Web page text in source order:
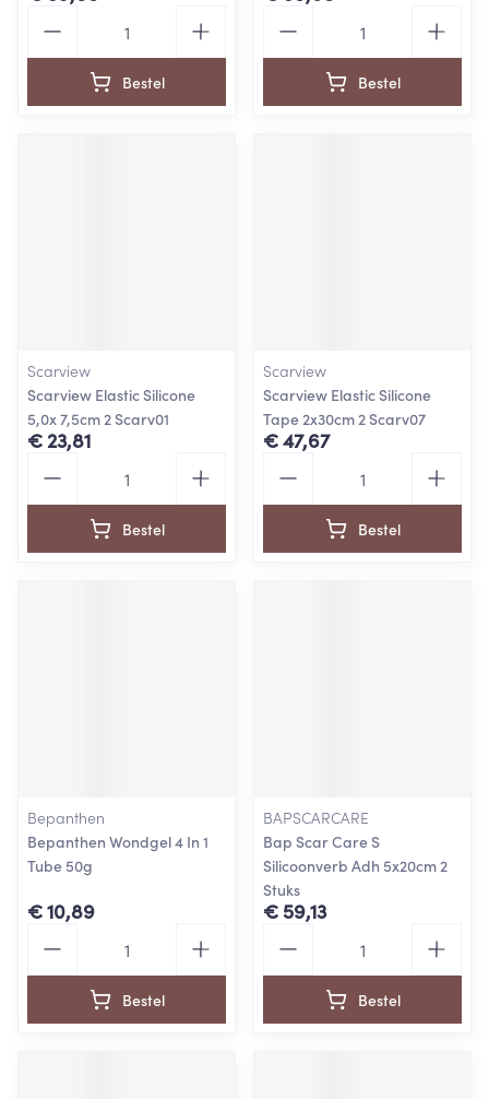
Bestel Bestel
Scarview
Scarview Elastic Silicone
5,0x 7,5cm 2 Scarv01
€ 23,81
Bestel
Scarview
Scarview Elastic Silicone
Tape 2x30cm 2 Scarv07
€ 47,67
Bestel
Bepanthen
Bepanthen Wondgel 4 In 1
Tube 50g
€ 10,89
Bestel
BAPSCARCARE
Bap Scar Care S
Silicoonverb Adh 5x20cm 2
Stuks
€ 59,13
Bestel